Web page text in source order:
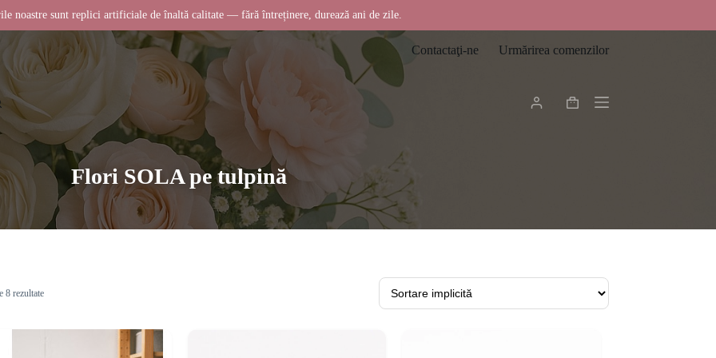
noastre sunt replici artificiale de înaltă calitate — fără întreținere, durează ani de zile.
Contactaţi-ne Urmărirea comenzilor
Coș
Flori SOLA pe tulpină
8 rezultate